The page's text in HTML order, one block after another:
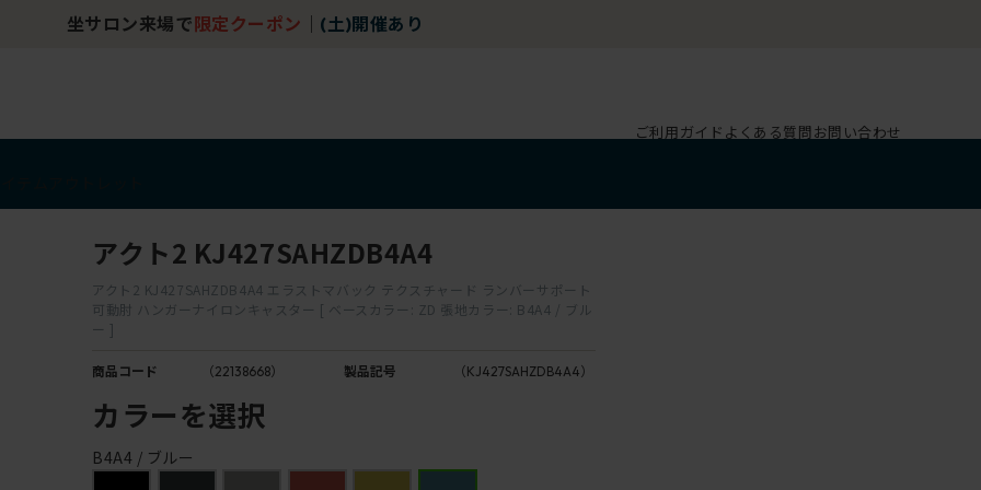
坐サロン来場で 限定クーポン (土)開催あり
ご利用ガイド よくある質問お問い合わせ
アクト2 KJ427SAHZDB4A4
アクト2 KJ427SAHZDB4A4 エラストマバック テクスチャード ランバーサポート
可動肘 ハンガーナイロンキャスター [ ベースカラー: ZD 張地カラー: B4A4 / ブル
ー ]
商品コード （22138668） 製品記号 （KJ427SAHZDB4A4）
カラーを選択
B4A4 / ブルー